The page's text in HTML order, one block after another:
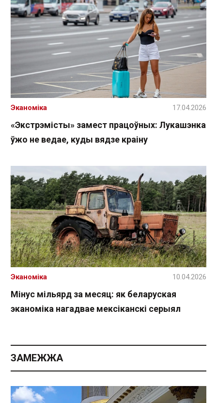
«Экстрэмісты» замест працоўных: Лукашэнка
ўжо не ведае, куды вядзе краіну
Эканоміка 17.04.2026
Мінус мільярд за месяц: як беларуская
эканоміка нагадвае мексіканскі серыял
Эканоміка 10.04.2026
ЗАМЕЖЖА